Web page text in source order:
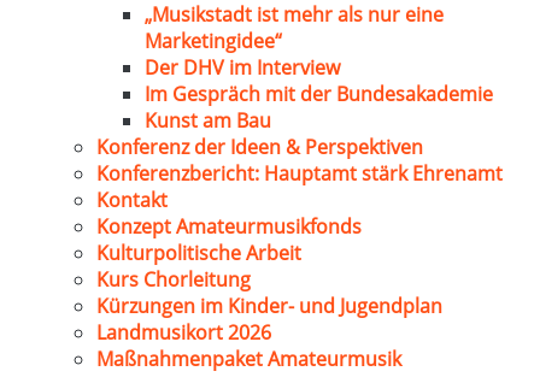
„Musikstadt ist mehr als nur eine
Marketingidee“
Der DHV im Interview
Im Gespräch mit der Bundesakademie
Kunst am Bau
Konferenz der Ideen & Perspektiven
Konferenzbericht: Hauptamt stärk Ehrenamt
Kontakt
Konzept Amateurmusikfonds
Kulturpolitische Arbeit
Kurs Chorleitung
Kürzungen im Kinder- und Jugendplan
Landmusikort 2026
Maßnahmenpaket Amateurmusik